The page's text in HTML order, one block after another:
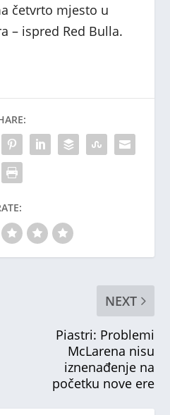
četvrto mjesto u
– ispred Red Bulla.
NEXT
Piastri: Problemi
McLarena nisu
iznenađenje na
početku nove ere